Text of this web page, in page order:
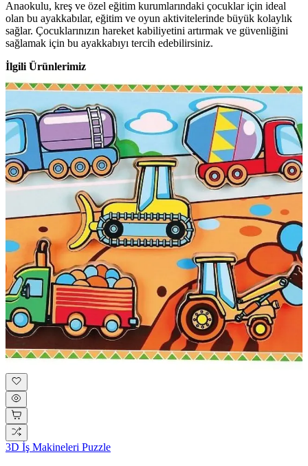
Anaokulu, kreş ve özel eğitim kurumlarındaki çocuklar için ideal
olan bu ayakkabılar, eğitim ve oyun aktivitelerinde büyük kolaylık
sağlar. Çocuklarınızın hareket kabiliyetini artırmak ve güvenliğini
sağlamak için bu ayakkabıyı tercih edebilirsiniz.
İlgili Ürünlerimiz
3D İş Makineleri Puzzle